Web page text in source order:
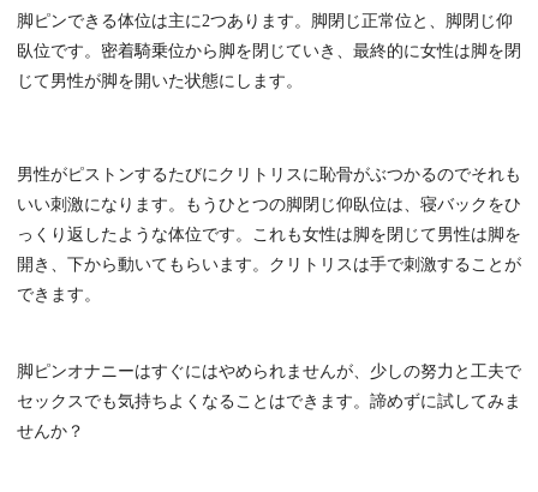
脚ピンできる体位は主に2つあります。脚閉じ正常位と、脚閉じ仰
臥位です。密着騎乗位から脚を閉じていき、最終的に女性は脚を閉
じて男性が脚を開いた状態にします。
男性がピストンするたびにクリトリスに恥骨がぶつかるのでそれも
いい刺激になります。もうひとつの脚閉じ仰臥位は、寝バックをひ
っくり返したような体位です。これも女性は脚を閉じて男性は脚を
開き、下から動いてもらいます。クリトリスは手で刺激することが
できます。
脚ピンオナニーはすぐにはやめられませんが、少しの努力と工夫で
セックスでも気持ちよくなることはできます。諦めずに試してみま
せんか？